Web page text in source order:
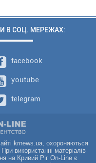
В СОЦ. МЕРЕЖАХ:
facebook
youtube
telegram
krnews.ua, охороняються
використанні матеріалів
на Кривий Ріг On-Line є